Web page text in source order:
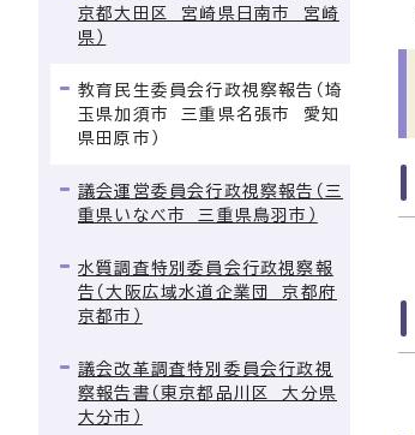
京都大田区 宮崎県日南市 宮崎
県）
教育民生委員会行政視察報告（埼
玉県加須市 三重県名張市 愛知
県田原市）
議会運営委員会行政視察報告（三
重県いなべ市 三重県鳥羽市）
水質調査特別委員会行政視察報
告（大阪広域水道企業団 京都府
京都市）
議会改革調査特別委員会行政視
察報告書（東京都品川区 大分県
大分市）